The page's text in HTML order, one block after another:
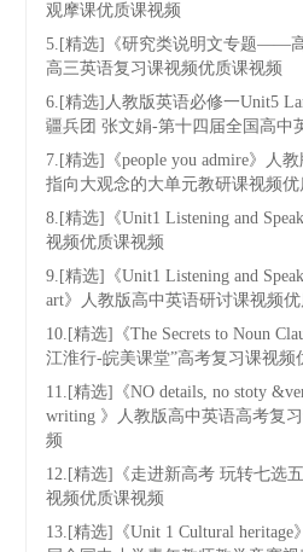
观摩课优质课视频
5.[精选]《研究类说明文专题——
高三英语复习课视频优质课视频
6.[精选]人教版英语必修一Unit5
疆兵团 张文娟-第十四届全国高中
7.[精选]《people you admire》人
指向大观念的大单元教研课视频优
8.[精选]《Unit1 Listening and
视频优质课视频
9.[精选]《Unit1 Listening and
art》人教版高中英语研讨课视频
10.[精选]《The Secrets to Noun
江淮行-皖美课堂”高考复习课视频
11.[精选]《NO details, no stoty
writing 》人教版高中英语高考复
频
12.[精选]《走进新高考 玩转七选
视频优质课视频
13.[精选]《Unit 1 Cultural